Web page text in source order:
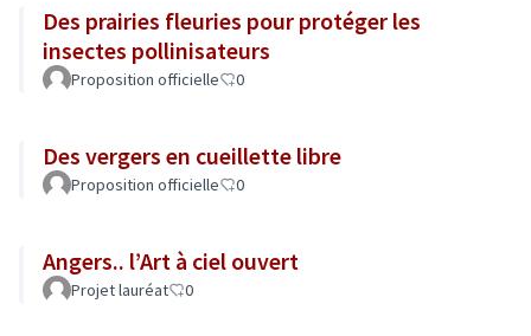
Des prairies fleuries pour protéger les
insectes pollinisateurs
Proposition officielle 0
Des vergers en cueillette libre
Proposition officielle 0
Angers.. l’Art à ciel ouvert
Projet lauréat 0